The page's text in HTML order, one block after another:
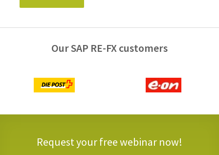
Our SAP RE-FX customers
Request your free webinar now!